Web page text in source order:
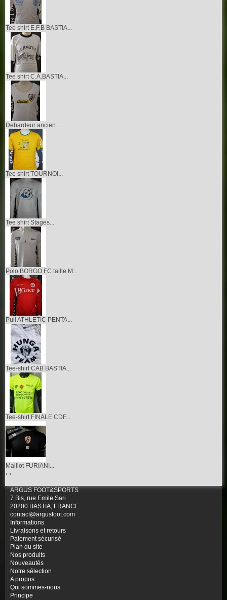
Tee shirt E.F.B BASTIA...
Tee shirt C.A.BASTIA...
Debardeur ancien...
Tee shirt TOURNOI...
Tee shirt Stages...
Polo BORGO FC taille M...
Pull ATHLETIC PENTA...
Tee-shirt CAB BASTIA...
Tee-shirt FINALE CDF...
Maillot FURIANI...
‹ ›
ARGUS FOOT&SPORTS
7 Bis, rue Emile Sari
20200 BASTIA, FRANCE
contact@argusfoot.com
Informations
Livraisons et retours
Paiement sécurisé
Plan du site
Nos produits
Nouveautés
Notre sélection
A propos
Qui sommes-nous
Principe